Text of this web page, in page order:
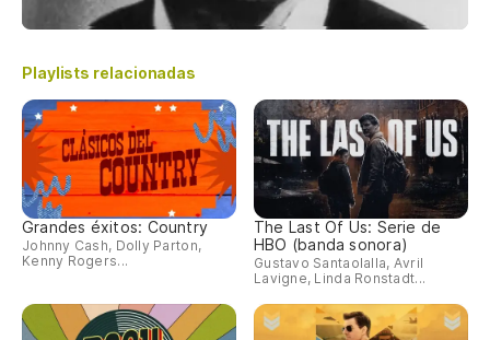
Playlists relacionadas
Grandes éxitos: Country
Johnny Cash, Dolly Parton,
Kenny Rogers...
The Last Of Us: Serie de
HBO (banda sonora)
Gustavo Santaolalla, Avril
Lavigne, Linda Ronstadt...